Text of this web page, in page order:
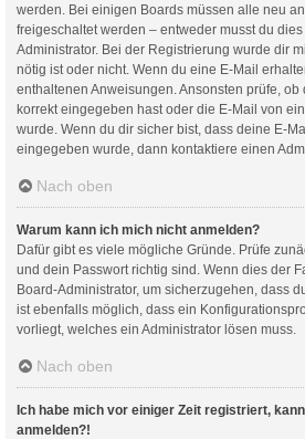
werden. Bei einigen Boards müssen alle neu
freigeschaltet werden – entweder musst du
Administrator. Bei der Registrierung wurde dir
nötig ist oder nicht. Wenn du eine E-Mail
enthaltenen Anweisungen. Ansonsten prüfe,
korrekt eingegeben hast oder die E-Mail von
wurde. Wenn du dir sicher bist, dass deine E-
eingegeben wurde, dann kontaktiere einen
Nach oben
Warum kann ich mich nicht anmelden?
Dafür gibt es viele mögliche Gründe. Prüfe
und dein Passwort richtig sind. Wenn dies der
Board-Administrator, um sicherzugehen, dass
ist ebenfalls möglich, dass ein
vorliegt, welches ein Administrator lösen muss.
Nach oben
Ich habe mich vor einiger Zeit registriert,
anmelden?!